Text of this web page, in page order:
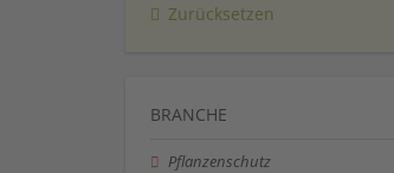
Zurücksetzen
BRANCHE
Pflanzenschutz